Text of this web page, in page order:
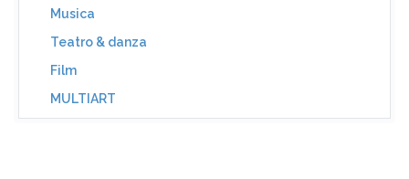
Musica
Teatro & danza
Film
MULTIART